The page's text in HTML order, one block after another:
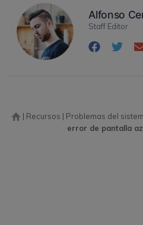
Alfonso
Staff Editor
| Recursos | Problemas del
error de pantalla